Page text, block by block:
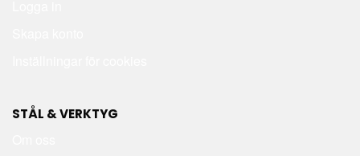
STÅL & VERKTYG